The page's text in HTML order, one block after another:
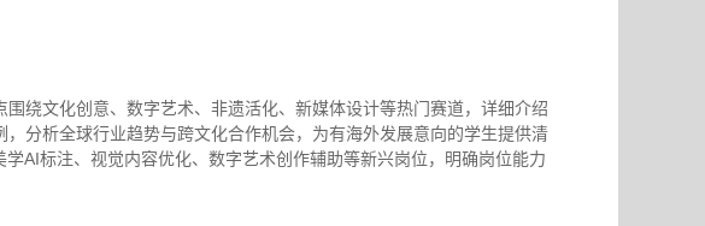
绕文化创意、数字艺术、非遗活化、新媒体设计等热门赛道，详细介绍
分析全球行业趋势与跨文化合作机会，为有海外发展意向的学生提供清
AI标注、视觉内容优化、数字艺术创作辅助等新兴岗位，明确岗位能力